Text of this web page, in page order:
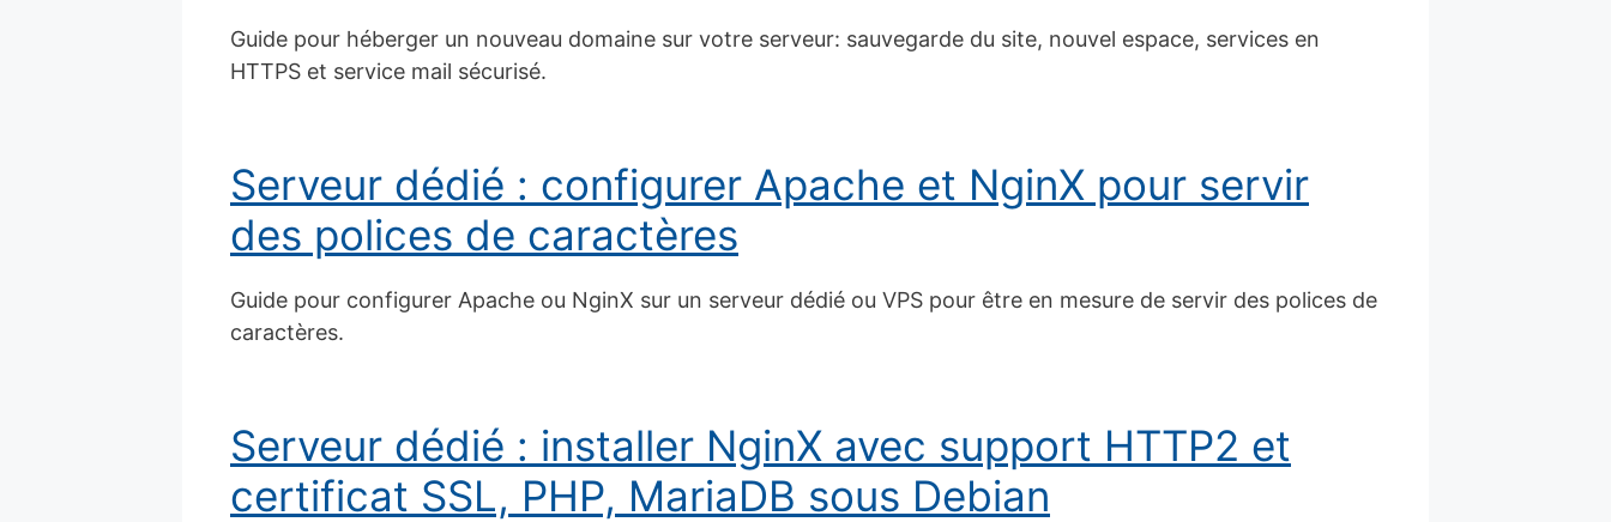
Guide pour héberger un nouveau domaine sur votre serveur: sauvegarde du site, nouvel espace, services en
HTTPS et service mail sécurisé.
Serveur dédié : configurer Apache et NginX pour servir
des polices de caractères
Guide pour configurer Apache ou NginX sur un serveur dédié ou VPS pour être en mesure de servir des polices de
caractères.
Serveur dédié : installer NginX avec support HTTP2 et
certificat SSL, PHP, MariaDB sous Debian